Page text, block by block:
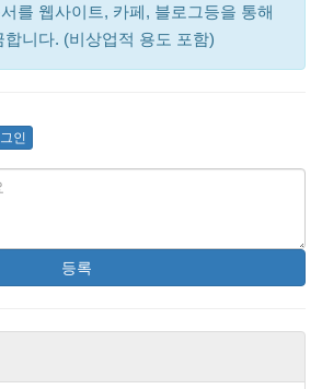
를 웹사이트, 카페, 블로그등을 통해
니다. (비상업적 용도 포함)
인
등록